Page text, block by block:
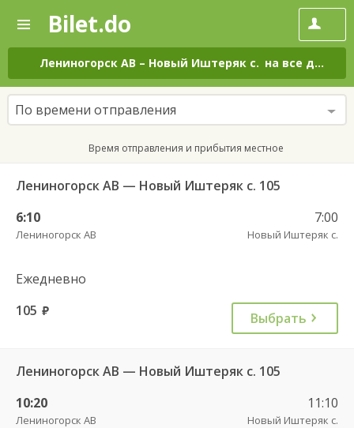
—
Поиск
и
покупка
билетов
на
автобус
онлайн
Bilet.do
Лениногорск АВ – Новый Иштеряк с. на все дни
По времени отправления
Время отправления и прибытия местное
Лениногорск АВ — Новый Иштеряк с. 105
6:10
Лениногорск АВ
7:00
Новый Иштеряк с.
Ежедневно
105 руб. Выбрать
Лениногорск АВ — Новый Иштеряк с. 105
10:20
Лениногорск АВ
11:10
Новый Иштеряк с.